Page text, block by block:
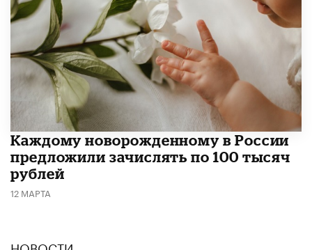
Каждому новорожденному в России
предложили зачислять по 100 тысяч
рублей
12 МАРТА